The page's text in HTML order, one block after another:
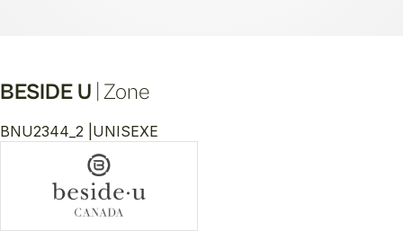
BESIDE U Zone
BNU2344_2 | UNISEXE